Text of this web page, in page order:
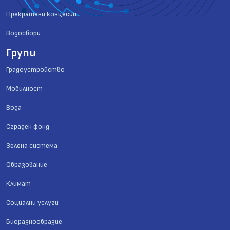
Прекратени концесии
Водосбори
Групи
Градоустройство
Мобилност
Вода
Сграден фонд
Зелена система
Образование
Климат
Социални услуги
Биоразнообразие